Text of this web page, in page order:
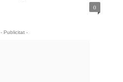
0
- Publicitat -